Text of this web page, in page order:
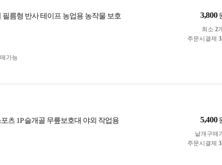
필름형 반사 테이프 농업용 농작물 보호 3,800
최소 2
주문시결제
가능
츠 1P 슬개골 무릎보호대 야외 작업용 5,400
낱개구매
주문시결제